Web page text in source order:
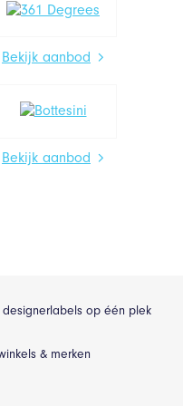
Bekijk aanbod
Bekijk aanbod
designerlabels op één plek
& merken